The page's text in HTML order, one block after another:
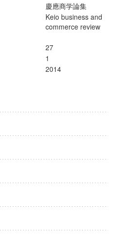
慶應商学論集
Keio business and
commerce review
27
1
2014